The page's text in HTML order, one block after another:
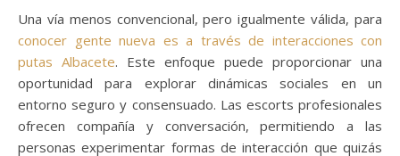
Una vía menos convencional, pero igualmente válida, para
conocer gente nueva es a través de interacciones con
putas Albacete. Este enfoque puede proporcionar una
oportunidad para explorar dinámicas sociales en un
entorno seguro y consensuado. Las escorts profesionales
ofrecen compañía y conversación, permitiendo a las
personas experimentar formas de interacción que quizás